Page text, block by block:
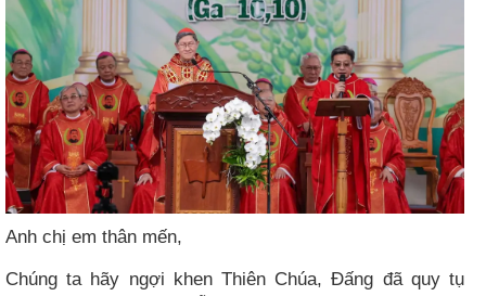
Anh chị em thân mến,
Chúng ta hãy ngợi khen Thiên Chúa, Đấng đã quy tụ